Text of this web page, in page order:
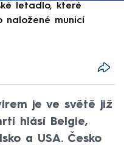
letadlo, které
naložené municí
je ve světě již
hlásí Belgie,
a USA. Česko